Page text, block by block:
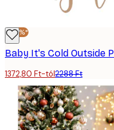
-40%*
1372,80 Ft-tól2288 Ft